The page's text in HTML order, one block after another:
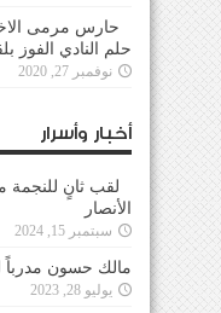
حارس مرمى
حلم النادي الفوز
نوفمبر 27, 2020
أخبار وأسرار
لقب ثانٍ
الأنصار
سبتمبر 15, 2024
مالك حسون مدرباً
يوليو 28, 2023